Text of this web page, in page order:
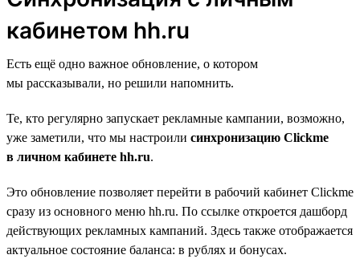
кабинетом hh.ru
Есть ещё одно важное обновление, о котором
мы рассказывали, но решили напомнить.
Те, кто регулярно запускает рекламные кампании, возможно,
уже заметили, что мы настроили синхронизацию Clickme
в личном кабинете hh.ru.
Это обновление позволяет перейти в рабочий кабинет Clickme
сразу из основного меню hh.ru. По ссылке откроется дашборд
действующих рекламных кампаний. Здесь также отображается
актуальное состояние баланса: в рублях и бонусах.